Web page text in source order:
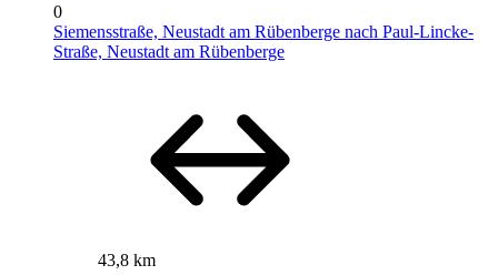
0
Siemensstraße, Neustadt am Rübenberge nach Paul-Lincke-
Straße, Neustadt am Rübenberge
43,8 km